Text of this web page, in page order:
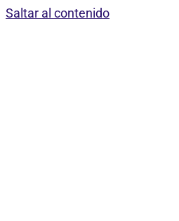
Saltar al contenido